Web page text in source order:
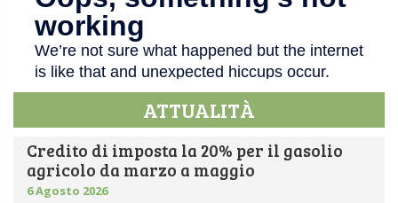
ATTUALITÀ
Credito di imposta la 20% per il gasolio
agricolo da marzo a maggio
6 Agosto 2026